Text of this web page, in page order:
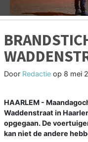
Door Redactie op 8 mei
HAARLEM -
Waddenstraat in
opgegaan. De
kan niet de andere